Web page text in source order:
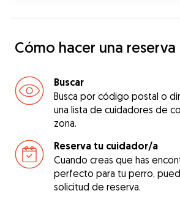
Cómo hacer una reserva
Buscar
Busca por código postal o
una lista de cuidadores de
zona.
Reserva tu cuidador/a
Cuando creas que has
perfecto para tu perro,
solicitud de reserva.